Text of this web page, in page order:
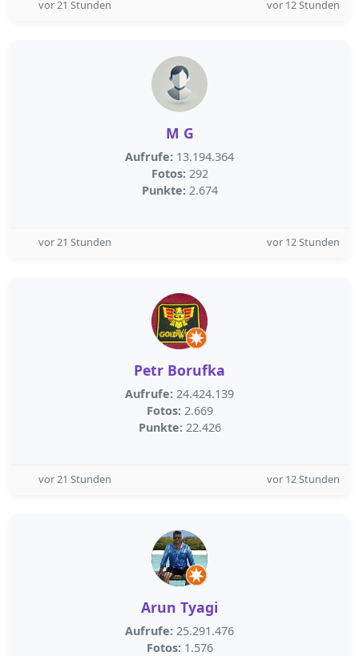
vor 21 Stunden vor 12 Stunden
M G
Aufrufe: 13.194.364
Fotos: 292
Punkte: 2.674
vor 21 Stunden vor 12 Stunden
Petr Borufka
Aufrufe: 24.424.139
Fotos: 2.669
Punkte: 22.426
vor 21 Stunden vor 12 Stunden
Arun Tyagi
Aufrufe: 25.291.476
Fotos: 1.576